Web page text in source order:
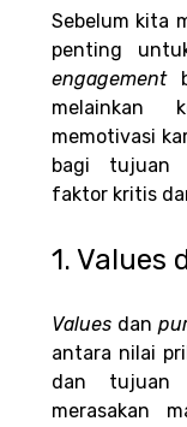
Sebelum kita
penting
engagement
melainkan
memotivasi
bagi tujuan
faktor kritis
1. Values
Values dan
antara nilai
dan tujuan
merasakan